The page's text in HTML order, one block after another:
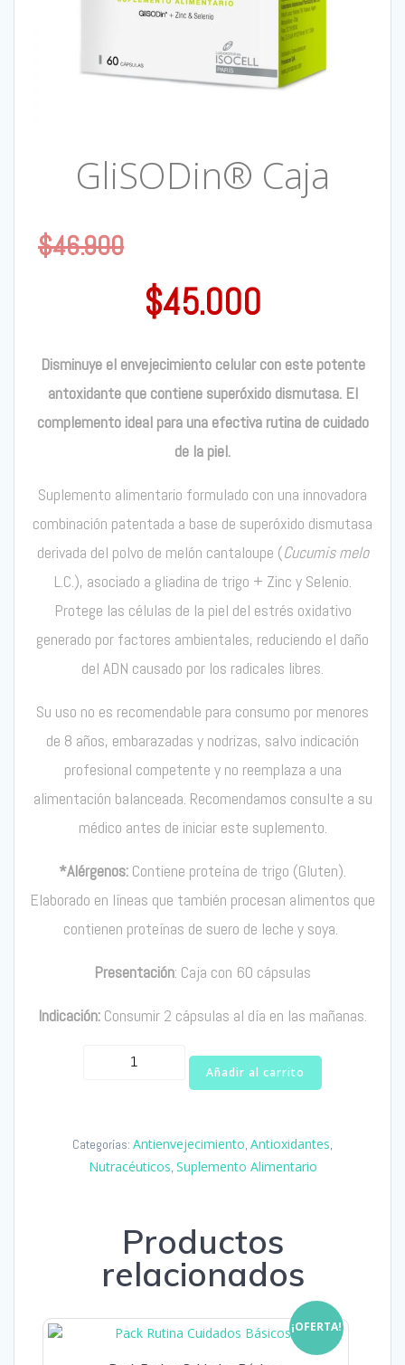
GliSODin® Caja
$46.900
$45.000
Disminuye el envejecimiento celular con este potente
antoxidante que contiene superóxido dismutasa. El
complemento ideal para una efectiva rutina de cuidado
de la piel.
Suplemento alimentario formulado con una innovadora
combinación patentada a base de superóxido dismutasa
derivada del polvo de melón cantaloupe (Cucumis melo
L.C.), asociado a gliadina de trigo + Zinc y Selenio.
Protege las células de la piel del estrés oxidativo
generado por factores ambientales, reduciendo el daño
del ADN causado por los radicales libres.
Su uso no es recomendable para consumo por menores
de 8 años, embarazadas y nodrizas, salvo indicación
profesional competente y no reemplaza a una
alimentación balanceada. Recomendamos consulte a su
médico antes de iniciar este suplemento.
*Alérgenos: Contiene proteína de trigo (Gluten).
Elaborado en líneas que también procesan alimentos que
contienen proteínas de suero de leche y soya.
Presentación: Caja con 60 cápsulas
Indicación: Consumir 2 cápsulas al día en las mañanas.
GliSODin®
Añadir al carrito
Categorías: Antienvejecimiento, Antioxidantes,
Nutracéuticos, Suplemento Alimentario
Productos
relacionados
¡OFERTA!